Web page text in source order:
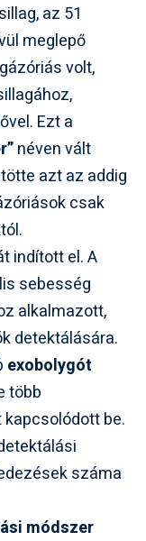
az 51
meglepő
volt,
Ezt a
néven vált
azt az addig
csak
indított el. A
sebesség
alkalmazott,
detektálására.
exobolygót
több
be.
száma
módszer